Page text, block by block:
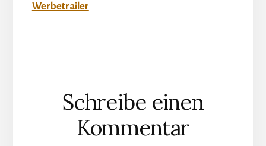
Werbetrailer
Leser-
Interaktionen
Schreibe einen
Kommentar